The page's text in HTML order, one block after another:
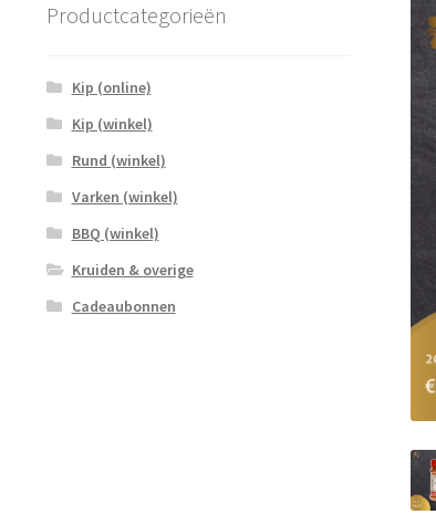
Productcategorieën
Kip (online)
Kip (winkel)
Rund (winkel)
Varken (winkel)
BBQ (winkel)
Kruiden & overige
Cadeaubonnen